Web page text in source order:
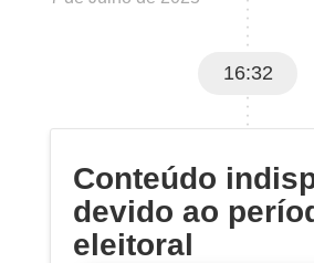
16:32
Conteúdo
devido ao
eleitoral